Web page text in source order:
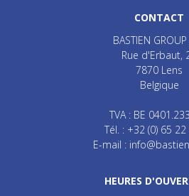
CONTACT
BASTIEN GROUP
Rue d'Erbaut,
7870 Lens
Belgique
TVA : BE
Tél. : +32 (0) 65
E-mail :
HEURES